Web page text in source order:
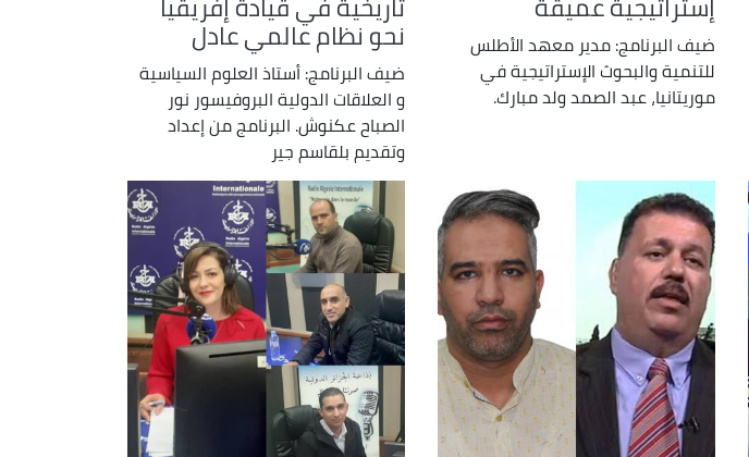
ضيف البرنامج: مدير معهد الأطلس
للتنمية والبحوث الإستراتيجية في
موريتانيا، عبد الصمد ولد مبارك.
نحو نظام عالمي عادل
ضيف البرنامج: أستاذ العلوم السياسية
و العلاقات الدولية البروفيسور نور
الصباح عكنوش. البرنامج من إعداد
وتقديم بلقاسم جير